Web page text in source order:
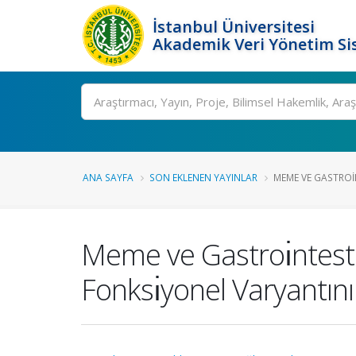
İstanbul Üniversitesi
Akademik Veri Yönetim
Ara
ANA SAYFA SON EKLENEN YAYINLAR MEME VE
Meme ve
Fonksı̇yonel